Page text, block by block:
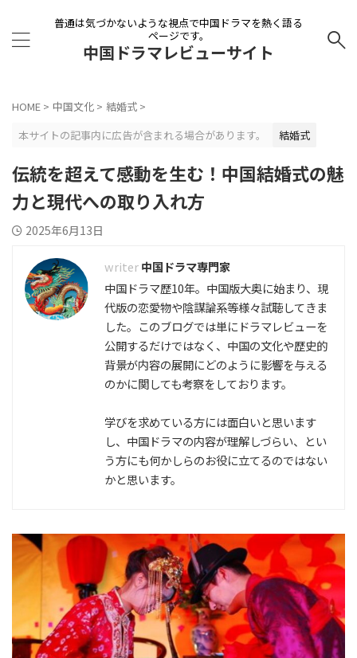
普通は気づかないような視点で中国ドラマを熱く語る
ページです。
中国ドラマレビューサイト
HOME > 中国文化 > 結婚式 >
本サイトの記事内に広告が含まれる場合があります。
結婚式
伝統を超えて感動を生む！中国結婚式の魅
力と現代への取り入れ方
2025年6月13日
中国ドラマ専門家
中国ドラマ歴10年。中国版大奥に始まり、現
代版の恋愛物や陰謀論系等様々試聴してきま
した。このブログでは単にドラマレビューを
公開するだけではなく、中国の文化や歴史的
背景が内容の展開にどのように影響を与える
のかに関しても考察をしております。
学びを求めている方には面白いと思います
し、中国ドラマの内容が理解しづらい、とい
う方にも何かしらのお役に立てるのではない
かと思います。